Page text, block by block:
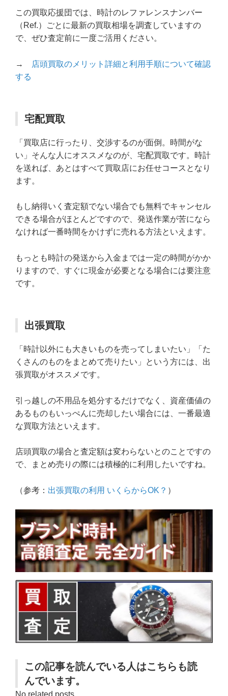
この買取応援団では、時計のレファレンスナンバー
（Ref.）ごとに最新の買取相場を調査していますの
で、ぜひ査定前に一度ご活用ください。
→
店頭買取のメリット詳細と利用手順について確認
する
宅配買取
「買取店に行ったり、交渉するのが面倒。時間がな
い」そんな人にオススメなのが、宅配買取です。時計
を送れば、あとはすべて買取店にお任せコースとなり
ます。
もし納得いく査定額でない場合でも無料でキャンセル
できる場合がほとんどですので、発送作業が苦になら
なければ一番時間をかけずに売れる方法といえます。
もっとも時計の発送から入金までは一定の時間がかか
りますので、すぐに現金が必要となる場合には要注意
です。
出張買取
「時計以外にも大きいものを売ってしまいたい」「た
くさんのものをまとめて売りたい」という方には、出
張買取がオススメです。
引っ越しの不用品を処分するだけでなく、資産価値の
あるものもいっぺんに売却したい場合には、一番最適
な買取方法といえます。
店頭買取の場合と査定額は変わらないとのことですの
で、まとめ売りの際には積極的に利用したいですね。
（参考： 出張買取の利用 いくらからOK？ ）
この記事を読んでいる人はこちらも読
んでいます。
No related posts.